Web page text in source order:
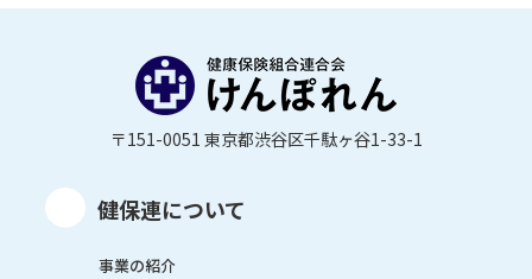
〒151-0051 東京都渋谷区千駄ヶ谷1-33-1
健保連について
事業の紹介